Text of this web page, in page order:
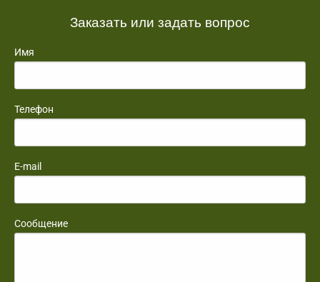
Заказать или задать вопрос
Имя
Телефон
E-mail
Сообщение